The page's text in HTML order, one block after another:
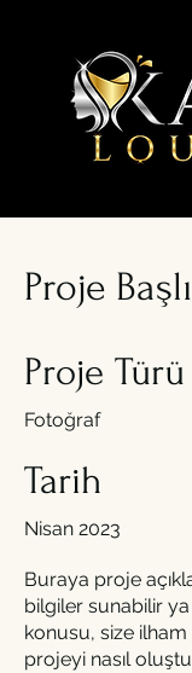
Proje
Proje Türü
Fotoğraf
Tarih
Nisan 2023
Buraya proje
bilgiler sunabilir
konusu, size
projeyi nasıl